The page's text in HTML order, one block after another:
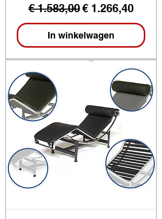
Normale prijs
€ 1.583,00Verkoopprijs
€ 1.266,40
In winkelwagen